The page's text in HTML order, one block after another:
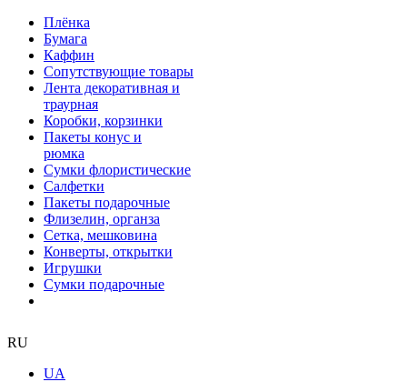
Плёнка
Бумага
Каффин
Сопутствующие товары
Лента декоративная и
траурная
Коробки, корзинки
Пакеты конус и
рюмка
Сумки флористические
Салфетки
Пакеты подарочные
Флизелин, органза
Сетка, мешковина
Конверты, открытки
Игрушки
Сумки подарочные
RU
UA